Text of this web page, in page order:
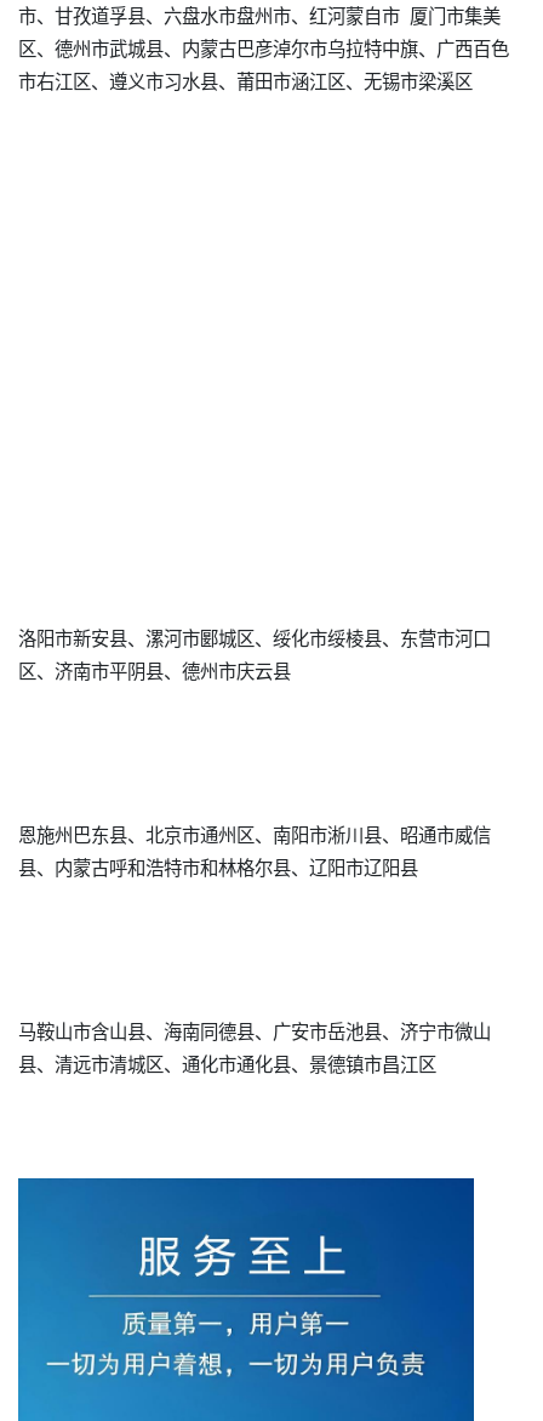
市、甘孜道孚县、六盘水市盘州市、红河蒙自市 厦门市集美
区、德州市武城县、内蒙古巴彦淖尔市乌拉特中旗、广西百色
市右江区、遵义市习水县、莆田市涵江区、无锡市梁溪区
洛阳市新安县、漯河市郾城区、绥化市绥棱县、东营市河口
区、济南市平阴县、德州市庆云县
恩施州巴东县、北京市通州区、南阳市淅川县、昭通市威信
县、内蒙古呼和浩特市和林格尔县、辽阳市辽阳县
马鞍山市含山县、海南同德县、广安市岳池县、济宁市微山
县、清远市清城区、通化市通化县、景德镇市昌江区